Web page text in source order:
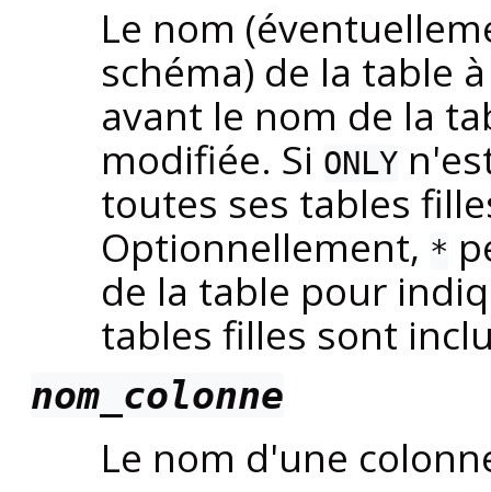
Le nom
schéma) de la table
avant le nom de la
modifiée. Si ONLY
toutes ses tables
Optionnellement, *
de la table pour
tables filles sont
nom_colonne
Le nom d'une